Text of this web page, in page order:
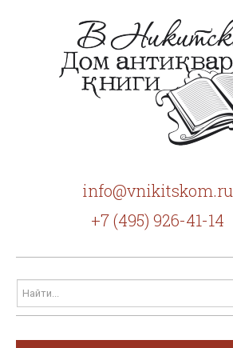
info@vnikitskom.ru
+7 (495) 926-41-14